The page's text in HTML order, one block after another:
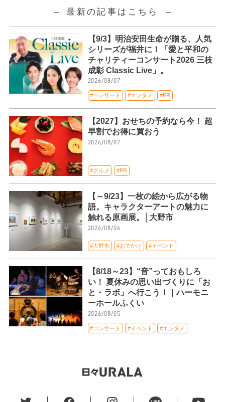
最新の記事はこちら
【9/3】明治安田生命が贈る、人気
シリーズが福井に！「愛と平和の
チャリティーコンサート2026 三枝
成彰 Classic Live」。
2026/08/07
#コンサート #エンタメ #PR
【2027】おせちの予約なら今！ 超
早割でお得に買おう
2026/08/07
#グルメ #PR
【～9/23】一枚の絵から広がる物
語。キャラクターアートの魅力に
触れる原画展。│大野市
2026/08/06
#大野市 #おでかけ #イベント
【8/18～23】“音”っておもしろ
い！ 夏休みの思い出づくりに「お
と・ラボ」へ行こう！｜ハーモニ
ーホールふくい
2026/08/05
#コンサート #イベント #エンタメ